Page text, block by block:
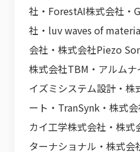
社・ForestAI株式会社
社・luv waves of
会社・株式会社Piezo
株式会社TBM・アルム
イズミシステム設計・
ート・TranSynk・株式
カイ工学株式会社・株
ターナショナル・株式